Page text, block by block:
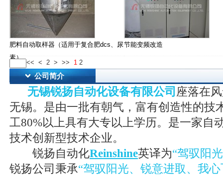
肥料自动取样器（适用于复合肥dcs、尿
素）
节能变频改造
<< < 2 > >> 1 2
公司简介
无锡锐扬自动化设备有限公司 座落在
无锡。是由一批有朝气，富有创造性的技
工80%以上具有大专以上学历。是一家自
技术创新型技术企业。
锐扬自动化Reinshine英译为“驾驭阳
锐扬公司秉承“驾驭阳光、锐意进取、我心